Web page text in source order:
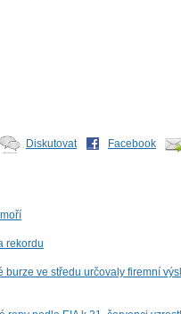
Diskutovat Facebook
rekordu
burze ve středu určovaly firemní